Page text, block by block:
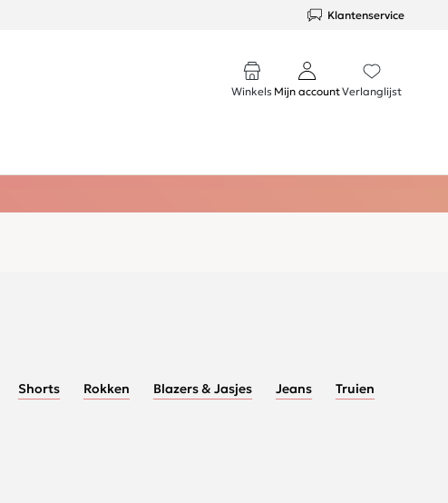
Klantenservice
Winkels Mijn accountVerlanglijst
Shorts Rokken Blazers & Jasjes Jeans Truien